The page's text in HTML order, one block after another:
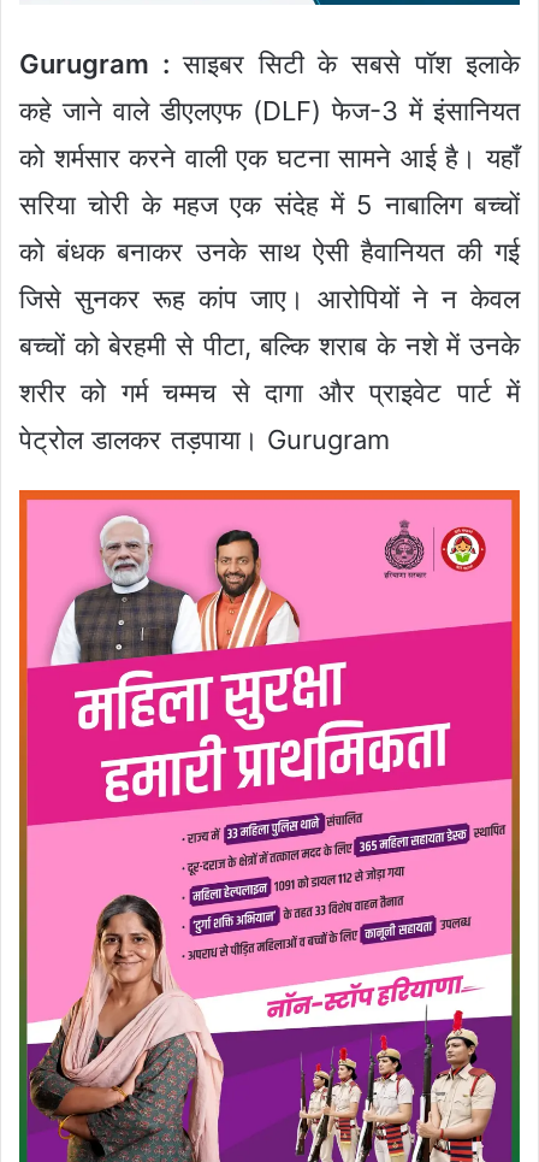
Gurugram :साइबर सिटी के सबसे पॉश इलाके
कहे जाने वाले डीएलएफ (DLF) फेज-3 में इंसानियत
को शर्मसार करने वाली एक घटना सामने आई है। यहाँ
सरिया चोरी के महज एक संदेह में 5 नाबालिग बच्चों
को बंधक बनाकर उनके साथ ऐसी हैवानियत की गई
जिसे सुनकर रूह कांप जाए। आरोपियों ने न केवल
बच्चों को बेरहमी से पीटा, बल्कि शराब के नशे में उनके
शरीर को गर्म चम्मच से दागा और प्राइवेट पार्ट में
पेट्रोल डालकर तड़पाया। Gurugram